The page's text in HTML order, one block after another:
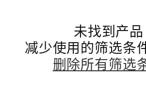
未找到产品
减少使用的筛选条
删除所有筛选